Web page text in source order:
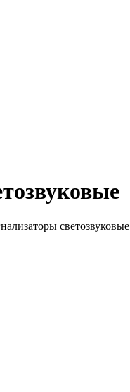
светозвуковые